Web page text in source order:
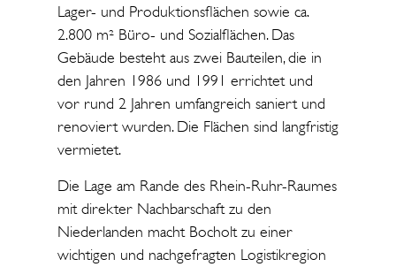
Lager- und Produktionsflächen sowie ca.
2.800 m² Büro- und Sozialflächen. Das
Gebäude besteht aus zwei Bauteilen, die in
den Jahren 1986 und 1991 errichtet und
vor rund 2 Jahren umfangreich saniert und
renoviert wurden. Die Flächen sind langfristig
vermietet.
Die Lage am Rande des Rhein-Ruhr-Raumes
mit direkter Nachbarschaft zu den
Niederlanden macht Bocholt zu einer
wichtigen und nachgefragten Logistikregion